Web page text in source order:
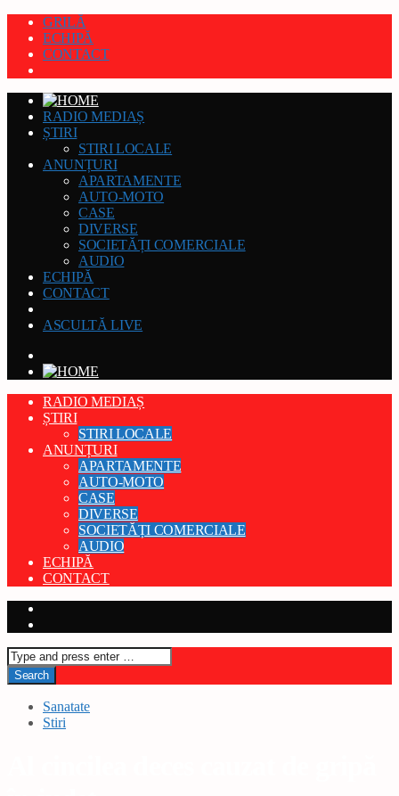
GRILĂ
ECHIPĂ
CONTACT
RADIO MEDIAȘ
ȘTIRI
STIRI LOCALE
ANUNȚURI
APARTAMENTE
AUTO-MOTO
CASE
DIVERSE
SOCIETĂȚI COMERCIALE
AUDIO
ECHIPĂ
CONTACT
ASCULTĂ LIVE
RADIO MEDIAȘ
ȘTIRI
STIRI LOCALE
ANUNȚURI
APARTAMENTE
AUTO-MOTO
CASE
DIVERSE
SOCIETĂȚI COMERCIALE
AUDIO
ECHIPĂ
CONTACT
Sanatate
Stiri